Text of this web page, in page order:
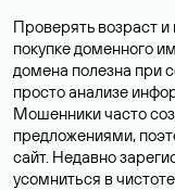
Проверять возраст
покупке доменного
домена полезна при
просто анализе
Мошенники часто
предложениями,
сайт. Недавно
усомниться в